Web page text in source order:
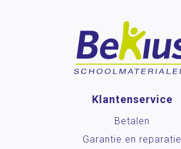
Klantenservice
Betalen
Garantie en reparatie